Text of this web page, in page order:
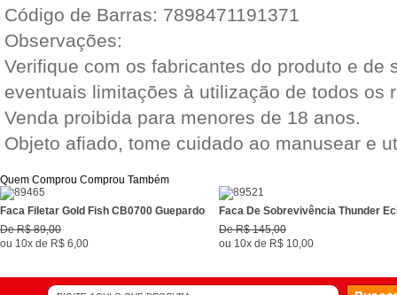
Código de Barras: 7898471191371
Observações:
Verifique com os fabricantes do produto e de
eventuais limitações à utilização de todos os
Venda proibida para menores de 18 anos.
Objeto afiado, tome cuidado ao manusear e
Quem Comprou Comprou Também
Faca Filetar Gold Fish CB0700 Guepardo
DeR$ 89,00
ou 10x de R$ 6,00
Faca De Sobrevivência Thunder
DeR$ 145,00
ou 10x de R$ 10,00